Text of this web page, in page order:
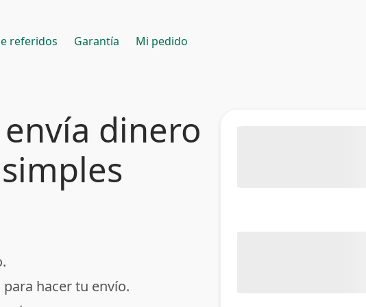
referidos Garantía Mi pedido
dinero
hacer tu envío.